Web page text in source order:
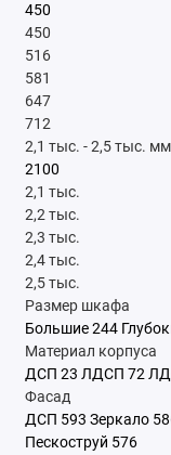
450
516
581
647
712
2,1 тыс. -2,5 тыс. мм
2,1 тыс.
2,2 тыс.
2,3 тыс.
2,4 тыс.
2,5 тыс.
Размер шкафа
Большие 244
Материал корпуса
ДСП 23 ЛДСП 72
Фасад
ДСП 593 Зеркало
Пескоструй 576